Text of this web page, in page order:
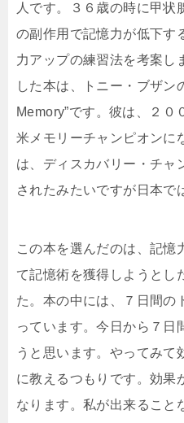
人です。３６歳の時に甲状
の副作用で記憶力が低下す
力アップの練習法を考案し
した本は、トニー・ブザン
Memory”です。彼は、２０
米メモリーチャンピオンに
は、ディスカバリー・チャ
されたみたいですが日本で
この本を選んだのは、記憶
て記憶術を獲得しようとし
た。本の中には、７日間の
っています。今日から７日
うと思います。やってみて
に教えるつもりです。効果
なります。私が出来ること